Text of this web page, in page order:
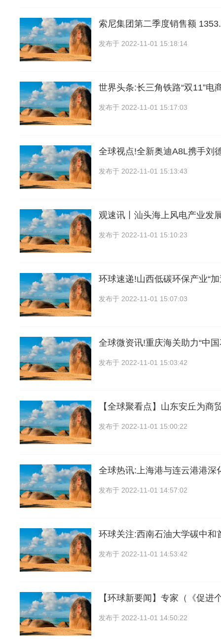
索尼集团第二季度销售额
发布于 2022-11-01 15:18:14
世界头条:长三角铁路“双11”电
发布于 2022-11-01 15:17:03
全球视点!全新奥迪A8L携手刘
发布于 2022-11-01 15:13:43
观速讯丨汕头海上风电产业发
发布于 2022-11-01 15:10:23
环球速递!山西低碳环保产业“加
发布于 2022-11-01 15:07:03
全球微资讯!重庆海关助力“中
发布于 2022-11-01 15:03:42
【全球聚看点】山东安丘为商
发布于 2022-11-01 15:00:22
全球热讯:上海港与连云港港深
发布于 2022-11-01 14:57:02
环球关注:西南石油大学碳中和
发布于 2022-11-01 14:53:42
【环球新要闻】专家（《促进
发布于 2022-11-01 14:50:22